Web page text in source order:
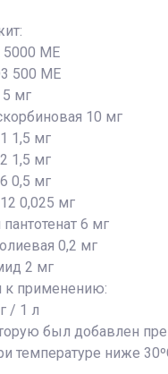
5000 МЕ
500 МЕ
5 мг
10 мг
1,5 мг
1,5 мг
0,5 мг
0,025 мг
6 мг
0,2 мг
2 мг
к применению:
/ 1 л
был добавлен
температуре ниже